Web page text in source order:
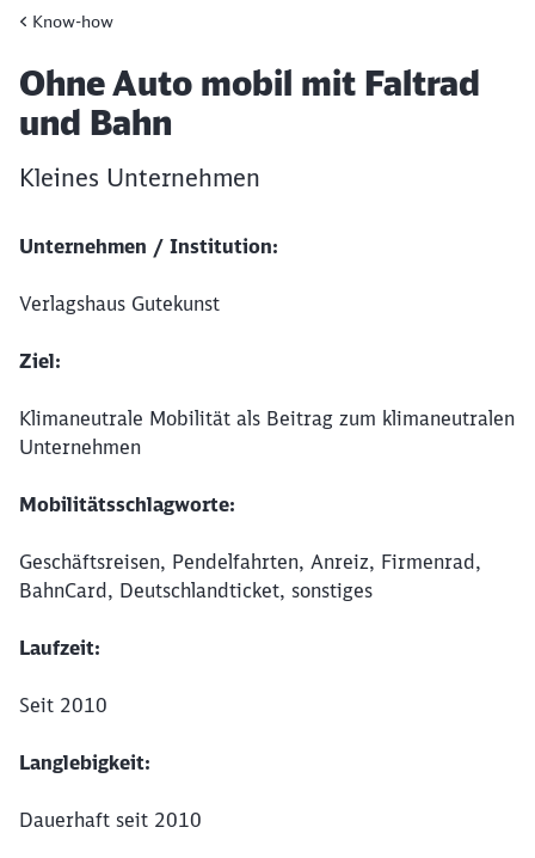
Know-how
Artikel:
Ohne Auto mobil mit Faltrad
und Bahn
Kleines Unternehmen
Unternehmen / Institution:
Verlagshaus Gutekunst
Ziel:
Klimaneutrale Mobilität als Beitrag zum klimaneutralen
Unternehmen
Mobilitätsschlagworte:
Geschäftsreisen, Pendelfahrten, Anreiz, Firmenrad,
BahnCard, Deutschlandticket, sonstiges
Laufzeit:
Seit 2010
Langlebigkeit:
Dauerhaft seit 2010